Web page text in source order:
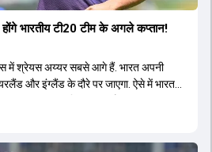
भारतीय टी20 टीम के अगले कप्तान!
में श्रेयस अय्यर सबसे आगे हैं. भारत अपनी
और इंग्लैंड के दौरे पर जाएगा. ऐसे में भारत
T20I कप्तान मिल सकता है.